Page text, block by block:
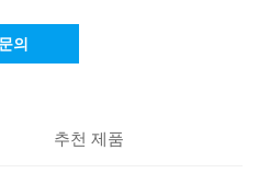
문의
추천 제품